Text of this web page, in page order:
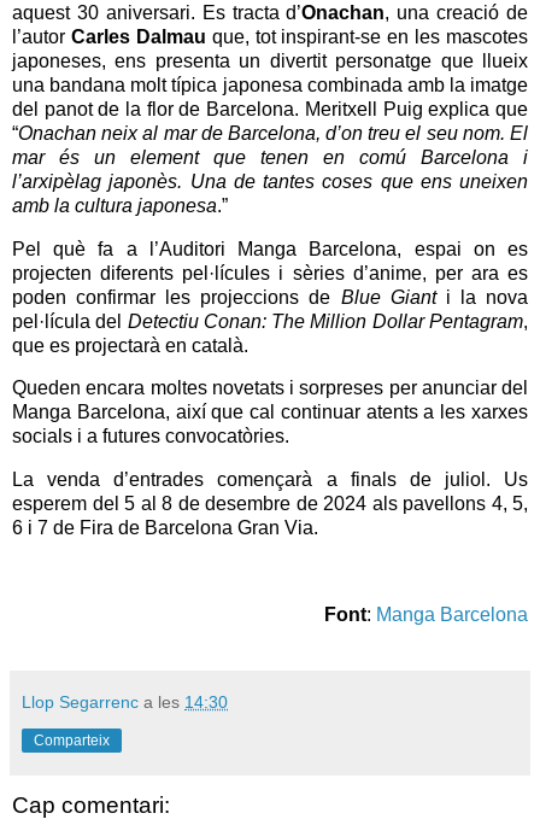
aquest 30 aniversari. Es tracta d’Onachan, una creació de
l’autor Carles Dalmau que, tot inspirant-se en les mascotes
japoneses, ens presenta un divertit personatge que llueix
una bandana molt típica japonesa combinada amb la imatge
del panot de la flor de Barcelona. Meritxell Puig explica que
“Onachan neix al mar de Barcelona, d’on treu el seu nom. El
mar és un element que tenen en comú Barcelona i
l’arxipèlag japonès. Una de tantes coses que ens uneixen
amb la cultura japonesa.”
Pel què fa a l’Auditori Manga Barcelona, espai on es
projecten diferents pel·lícules i sèries d’anime, per ara es
poden confirmar les projeccions de Blue Gianti la nova
pel·lícula del Detectiu Conan: The Million Dollar Pentagram,
que es projectarà en català.
Queden encara moltes novetats i sorpreses per anunciar del
Manga Barcelona, així que cal continuar atents a les xarxes
socials i a futures convocatòries.
La venda d’entrades començarà a finals de juliol. Us
esperem del 5 al 8 de desembre de 2024 als pavellons 4, 5,
6 i 7 de Fira de Barcelona Gran Via.
Font: Manga Barcelona
Llop Segarrenc a les 14:30
Comparteix
Cap comentari: